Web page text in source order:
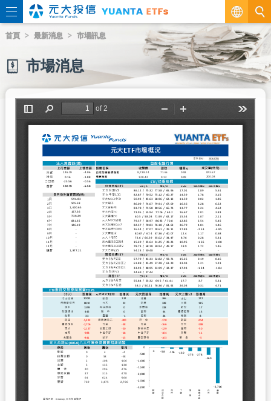
繁
EN
首頁 最新消息 市場訊息
市場消息